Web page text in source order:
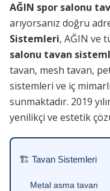
AĞIN spor salonu
arıyorsanız doğru
Sistemleri, AĞIN ve
salonu tavan
tavan, mesh tavan,
sistemleri ve iç
sunmaktadır. 2019
yenilikçi ve estetik
🏗 Tavan Sistemleri
Metal asma tavan